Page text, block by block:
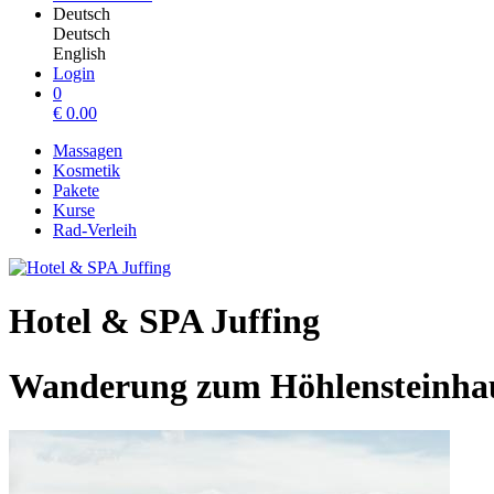
Deutsch
Deutsch
English
Login
0
€ 0.00
Massagen
Kosmetik
Pakete
Kurse
Rad-Verleih
Hotel & SPA Juffing
Wanderung zum